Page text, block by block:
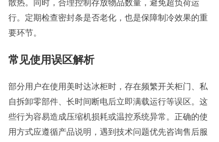
散热。同时，合理控制存放物品数量，避免超负荷运
行。定期检查密封条是否老化，也是保障制冷效果的重
要环节。
常见使用误区解析
部分用户在使用美时达冰柜时，存在频繁开关柜门、私
自拆卸零部件、长时间断电后立即满载运行等误区。这
些行为容易造成压缩机损耗或温控系统异常。正确的使
用方式应遵循产品说明，遇到技术问题优先咨询售后服